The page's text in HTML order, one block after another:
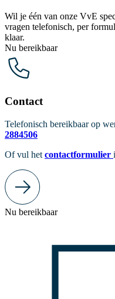
Wil je één van onze VvE
vragen telefonisch, per
klaar.
Nu bereikbaar
Contact
Telefonisch bereikbaar op
2884506
Of vul het contactformulier
Nu bereikbaar